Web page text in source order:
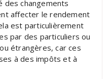
changements
affecter le rendement
est particulièrement
par des particuliers ou
étrangères, car ces
à des impôts et à